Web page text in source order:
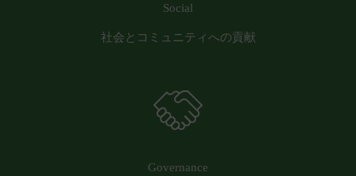
Social
社会とコミュニティへの貢献
Governance
は、一切責任を負わないものとします。
当社および会員は、本サービスの利用に関して本規
解決するものとします。
第18条（分離可能性）